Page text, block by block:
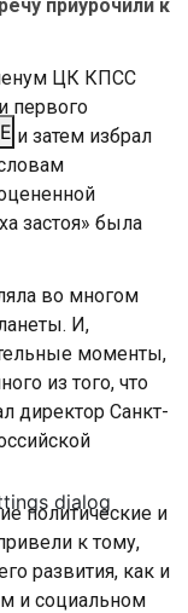
dialog
приурочили к
ЦК КПСС
первого
и затем избрал
застоя» была
во многом
И,
моменты,
из того, что
директор Санкт-
политические и
к тому,
развития, как и
и социальном